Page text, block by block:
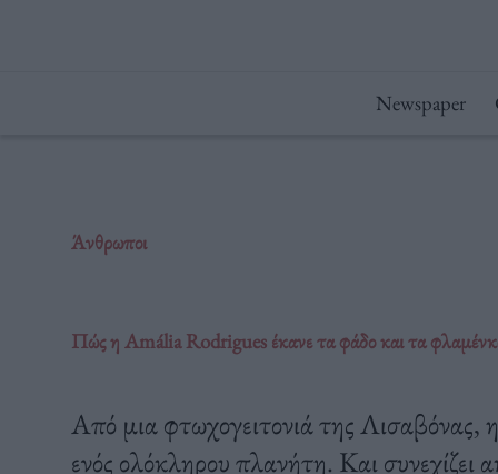
Newspaper
Άνθρωποι
Πώς η Amália Rodrigues έκανε τα φάδο και τα
Από μια φτωχογειτονιά της
ενός ολόκληρου πλανήτη. Και συνεχίζει